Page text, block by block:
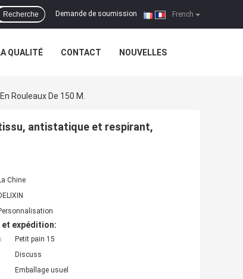
French
Demande de soumission |
Recherche
QUALITÉ CONTACT NOUVELLES
Rouleaux De 150 M.
antistatique et respirant,
Chine
expédition:
Petit pain 15
Discuss
Emballage usuel